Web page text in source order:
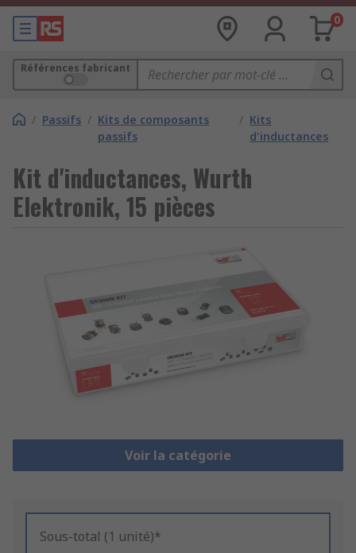
0
Références fabricant
/ Passifs / Kits de composants
passifs
/ Kits
d'inductances
Kit d'inductances, Wurth
Elektronik, 15 pièces
Voir la catégorie
Sous-total (1 unité)*